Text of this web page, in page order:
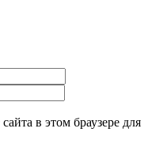
в этом браузере для